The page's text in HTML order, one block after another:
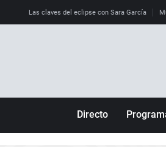
Las claves del eclipse con Sara García
Directo